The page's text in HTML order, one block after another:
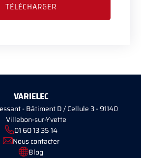
VARIELEC
- Bâtiment D / Cellule 3 - 91140
Villebon-sur-Yvette
01 60 13 35 14
Nous contacter
Blog